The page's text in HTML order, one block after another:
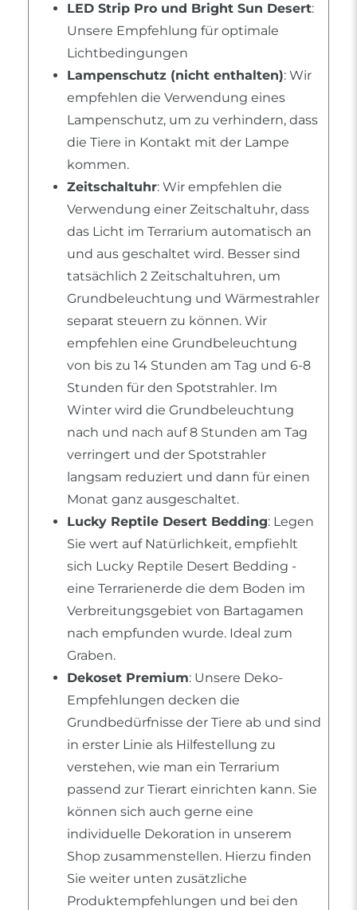
LED Strip Pro und Bright Sun Desert:
Unsere Empfehlung für optimale
Lichtbedingungen
Lampenschutz (nicht enthalten): Wir
empfehlen die Verwendung eines
Lampenschutz, um zu verhindern, dass
die Tiere in Kontakt mit der Lampe
kommen.
Zeitschaltuhr: Wir empfehlen die
Verwendung einer Zeitschaltuhr, dass
das Licht im Terrarium automatisch an
und aus geschaltet wird. Besser sind
tatsächlich 2 Zeitschaltuhren, um
Grundbeleuchtung und Wärmestrahler
separat steuern zu können. Wir
empfehlen eine Grundbeleuchtung
von bis zu 14 Stunden am Tag und 6-8
Stunden für den Spotstrahler. Im
Winter wird die Grundbeleuchtung
nach und nach auf 8 Stunden am Tag
verringert und der Spotstrahler
langsam reduziert und dann für einen
Monat ganz ausgeschaltet.
Lucky Reptile Desert Bedding: Legen
Sie wert auf Natürlichkeit, empfiehlt
sich Lucky Reptile Desert Bedding -
eine Terrarienerde die dem Boden im
Verbreitungsgebiet von Bartagamen
nach empfunden wurde. Ideal zum
Graben.
Dekoset Premium: Unsere Deko-
Empfehlungen decken die
Grundbedürfnisse der Tiere ab und sind
in erster Linie als Hilfestellung zu
verstehen, wie man ein Terrarium
passend zur Tierart einrichten kann. Sie
können sich auch gerne eine
individuelle Dekoration in unserem
Shop zusammenstellen. Hierzu finden
Sie weiter unten zusätzliche
Produktempfehlungen und bei den